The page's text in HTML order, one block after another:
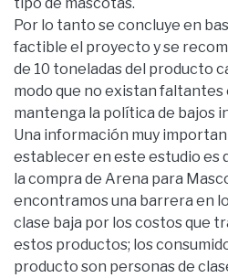
Por lo tanto se concluye en
factible el proyecto y se
de 10 toneladas del producto
modo que no existan faltantes
mantenga la política de bajos
Una información muy
establecer en este estudio es
la compra de Arena para
encontramos una barrera en
clase baja por los costos que
estos productos; los
producto son personas de